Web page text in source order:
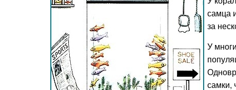
самца
за
У
самки,